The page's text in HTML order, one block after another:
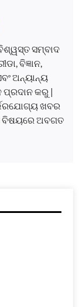
ସମ୍ବାଦ
ବିଜ୍ଞାନ,
ଅନ୍ୟାନ୍ୟ
କରୁ |
ଖବର
ବିଷୟରେ ଅବଗତ